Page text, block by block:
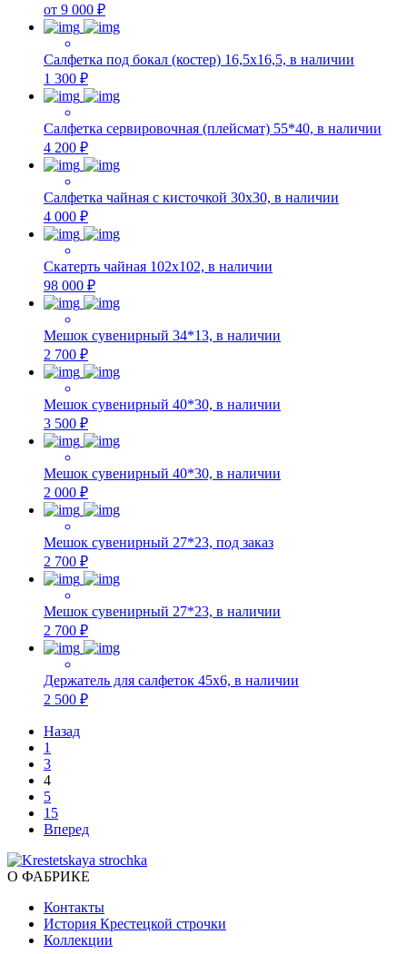
от 9 000 ₽
Салфетка под бокал (костер) 16,5х16,5, в наличии
1 300 ₽
Салфетка сервировочная (плейсмат) 55*40, в наличии
4 200 ₽
Салфетка чайная с кисточкой 30х30, в наличии
4 000 ₽
Скатерть чайная 102х102, в наличии
98 000 ₽
Мешок сувенирный 34*13, в наличии
2 700 ₽
Мешок сувенирный 40*30, в наличии
3 500 ₽
Мешок сувенирный 40*30, в наличии
2 000 ₽
Мешок сувенирный 27*23, под заказ
2 700 ₽
Мешок сувенирный 27*23, в наличии
2 700 ₽
Держатель для салфеток 45х6, в наличии
2 500 ₽
Назад
1
3
4
5
15
Вперед
О ФАБРИКЕ
Контакты
История Крестецкой строчки
Коллекции